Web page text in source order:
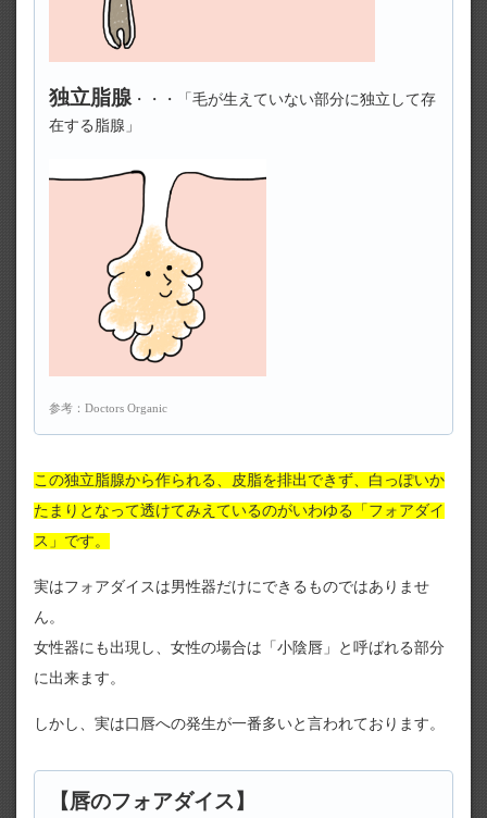
独立脂腺 ・・・「毛が生えていない部分に独立して存
在する脂腺」
参考： Doctors Organic
この独立脂腺から作られる、皮脂を排出できず、白っぽいか
たまりとなって透けてみえているのがいわゆる「フォアダイ
ス」です。
実はフォアダイスは男性器だけにできるものではありませ
ん。
女性器にも出現し、女性の場合は「小陰唇」と呼ばれる部分
に出来ます。
しかし、実は口唇への発生が一番多いと言われております。
【唇のフォアダイス】